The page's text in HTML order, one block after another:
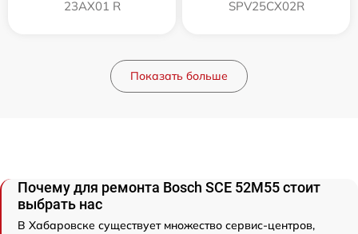
23AX01 R
SPV25CX02R
Показать больше
Почему для ремонта Bosch SCE 52M55 стоит
выбрать нас
В Хабаровске существует множество сервис-центров,